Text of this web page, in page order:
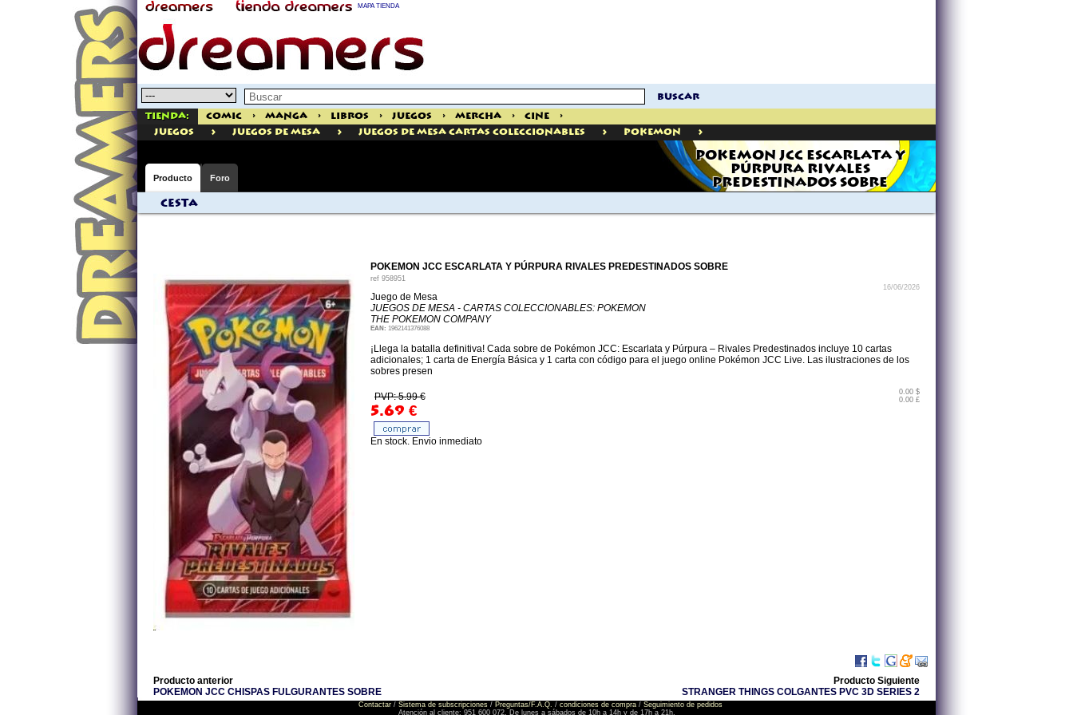
MAPA TIENDA
buscar
Tienda: Comic > Manga > Libros > Juegos > Mercha > Cine
>
juegos
> Juegos de Mesa > Juegos De Mesa Cartas Coleccionables > Pokemon >
POKEMON JCC ESCARLATA Y
PÚRPURA RIVALES
PREDESTINADOS SOBRE
Producto Foro
Cesta
POKEMON JCC ESCARLATA Y PÚRPURA RIVALES PREDESTINADOS SOBRE
ref 958951
16/06/2026
Juego de Mesa
JUEGOS DE MESA - CARTAS COLECCIONABLES: POKEMON
THE POKEMON COMPANY
EAN: 1962141376088
¡Llega la batalla definitiva! Cada sobre de Pokémon JCC: Escarlata y Púrpura – Rivales Predestinados incluye 10 cartas
adicionales; 1 carta de Energía Básica y 1 carta con código para el juego online Pokémon JCC Live. Las ilustraciones de los
sobres presen
PVP: 5.99 €
5.69 €
0.00 $
0.00 £
En stock. Envio inmediato
Producto anterior
POKEMON JCC CHISPAS FULGURANTES SOBRE
Producto Siguiente
STRANGER THINGS COLGANTES PVC 3D SERIES 2
Contactar / Sistema de subscripciones / Preguntas/F.A.Q. / condiciones de compra / Seguimiento de pedidos
Atención al cliente: 951 600 072. De lunes a sábados de 10h a 14h y de 17h a 21h.